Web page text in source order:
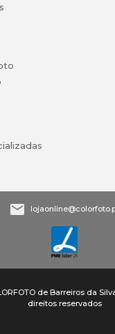
de Barreiros da
direitos reservados